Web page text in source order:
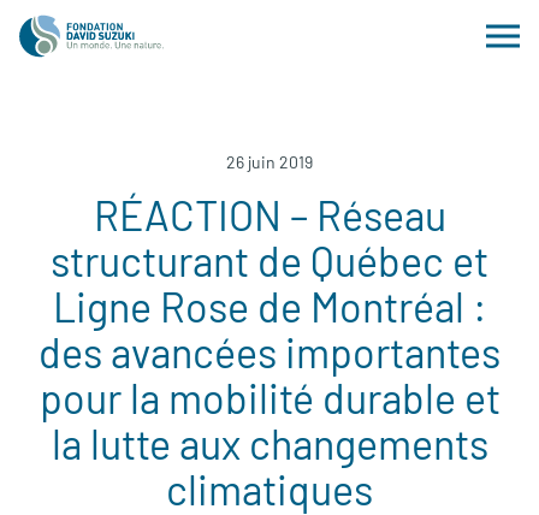
26 juin 2019
RÉACTION – Réseau
structurant de Québec et
Ligne Rose de Montréal :
des avancées importantes
pour la mobilité durable et
la lutte aux changements
climatiques